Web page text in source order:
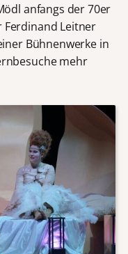
anfangs der 70er
Ferdinand Leitner
Bühnenwerke in
mehr